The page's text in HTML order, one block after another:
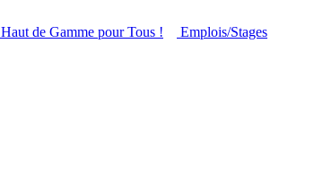
Haut de Gamme pour Tous !
Emplois/Stages